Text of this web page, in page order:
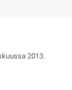
2013.